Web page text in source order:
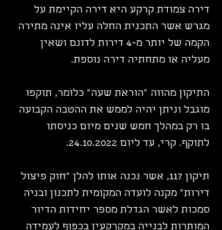
דירה צמודת קרקע היא דירה הקיימת על
מגרש אשר התכנית החלה עליו אינה מתירה
הקמה של יותר מ-4 דירות לדונם ושאין
מעליה או מתחתיה דירה נוספת.
התיקון מהווה "הוראת שעה" כלומר, תוקפו
מוגבל וניתן יהיה לממש את ההטבה הקבועה
בו רק במהלך חמש שנים מיום כניסתו
לתוקף. קרי, עד ליום 24.10.2022.
תיקון 117, אשר נכנה אותו להלן "חוק פיצול
דירות" מקנה לועדה המקומית לתכנון ובניה
סמכות לאשר הגדלת מספר יחידות הדיור
המותרות לבנייה במקרקעין בכפוף לעמידה